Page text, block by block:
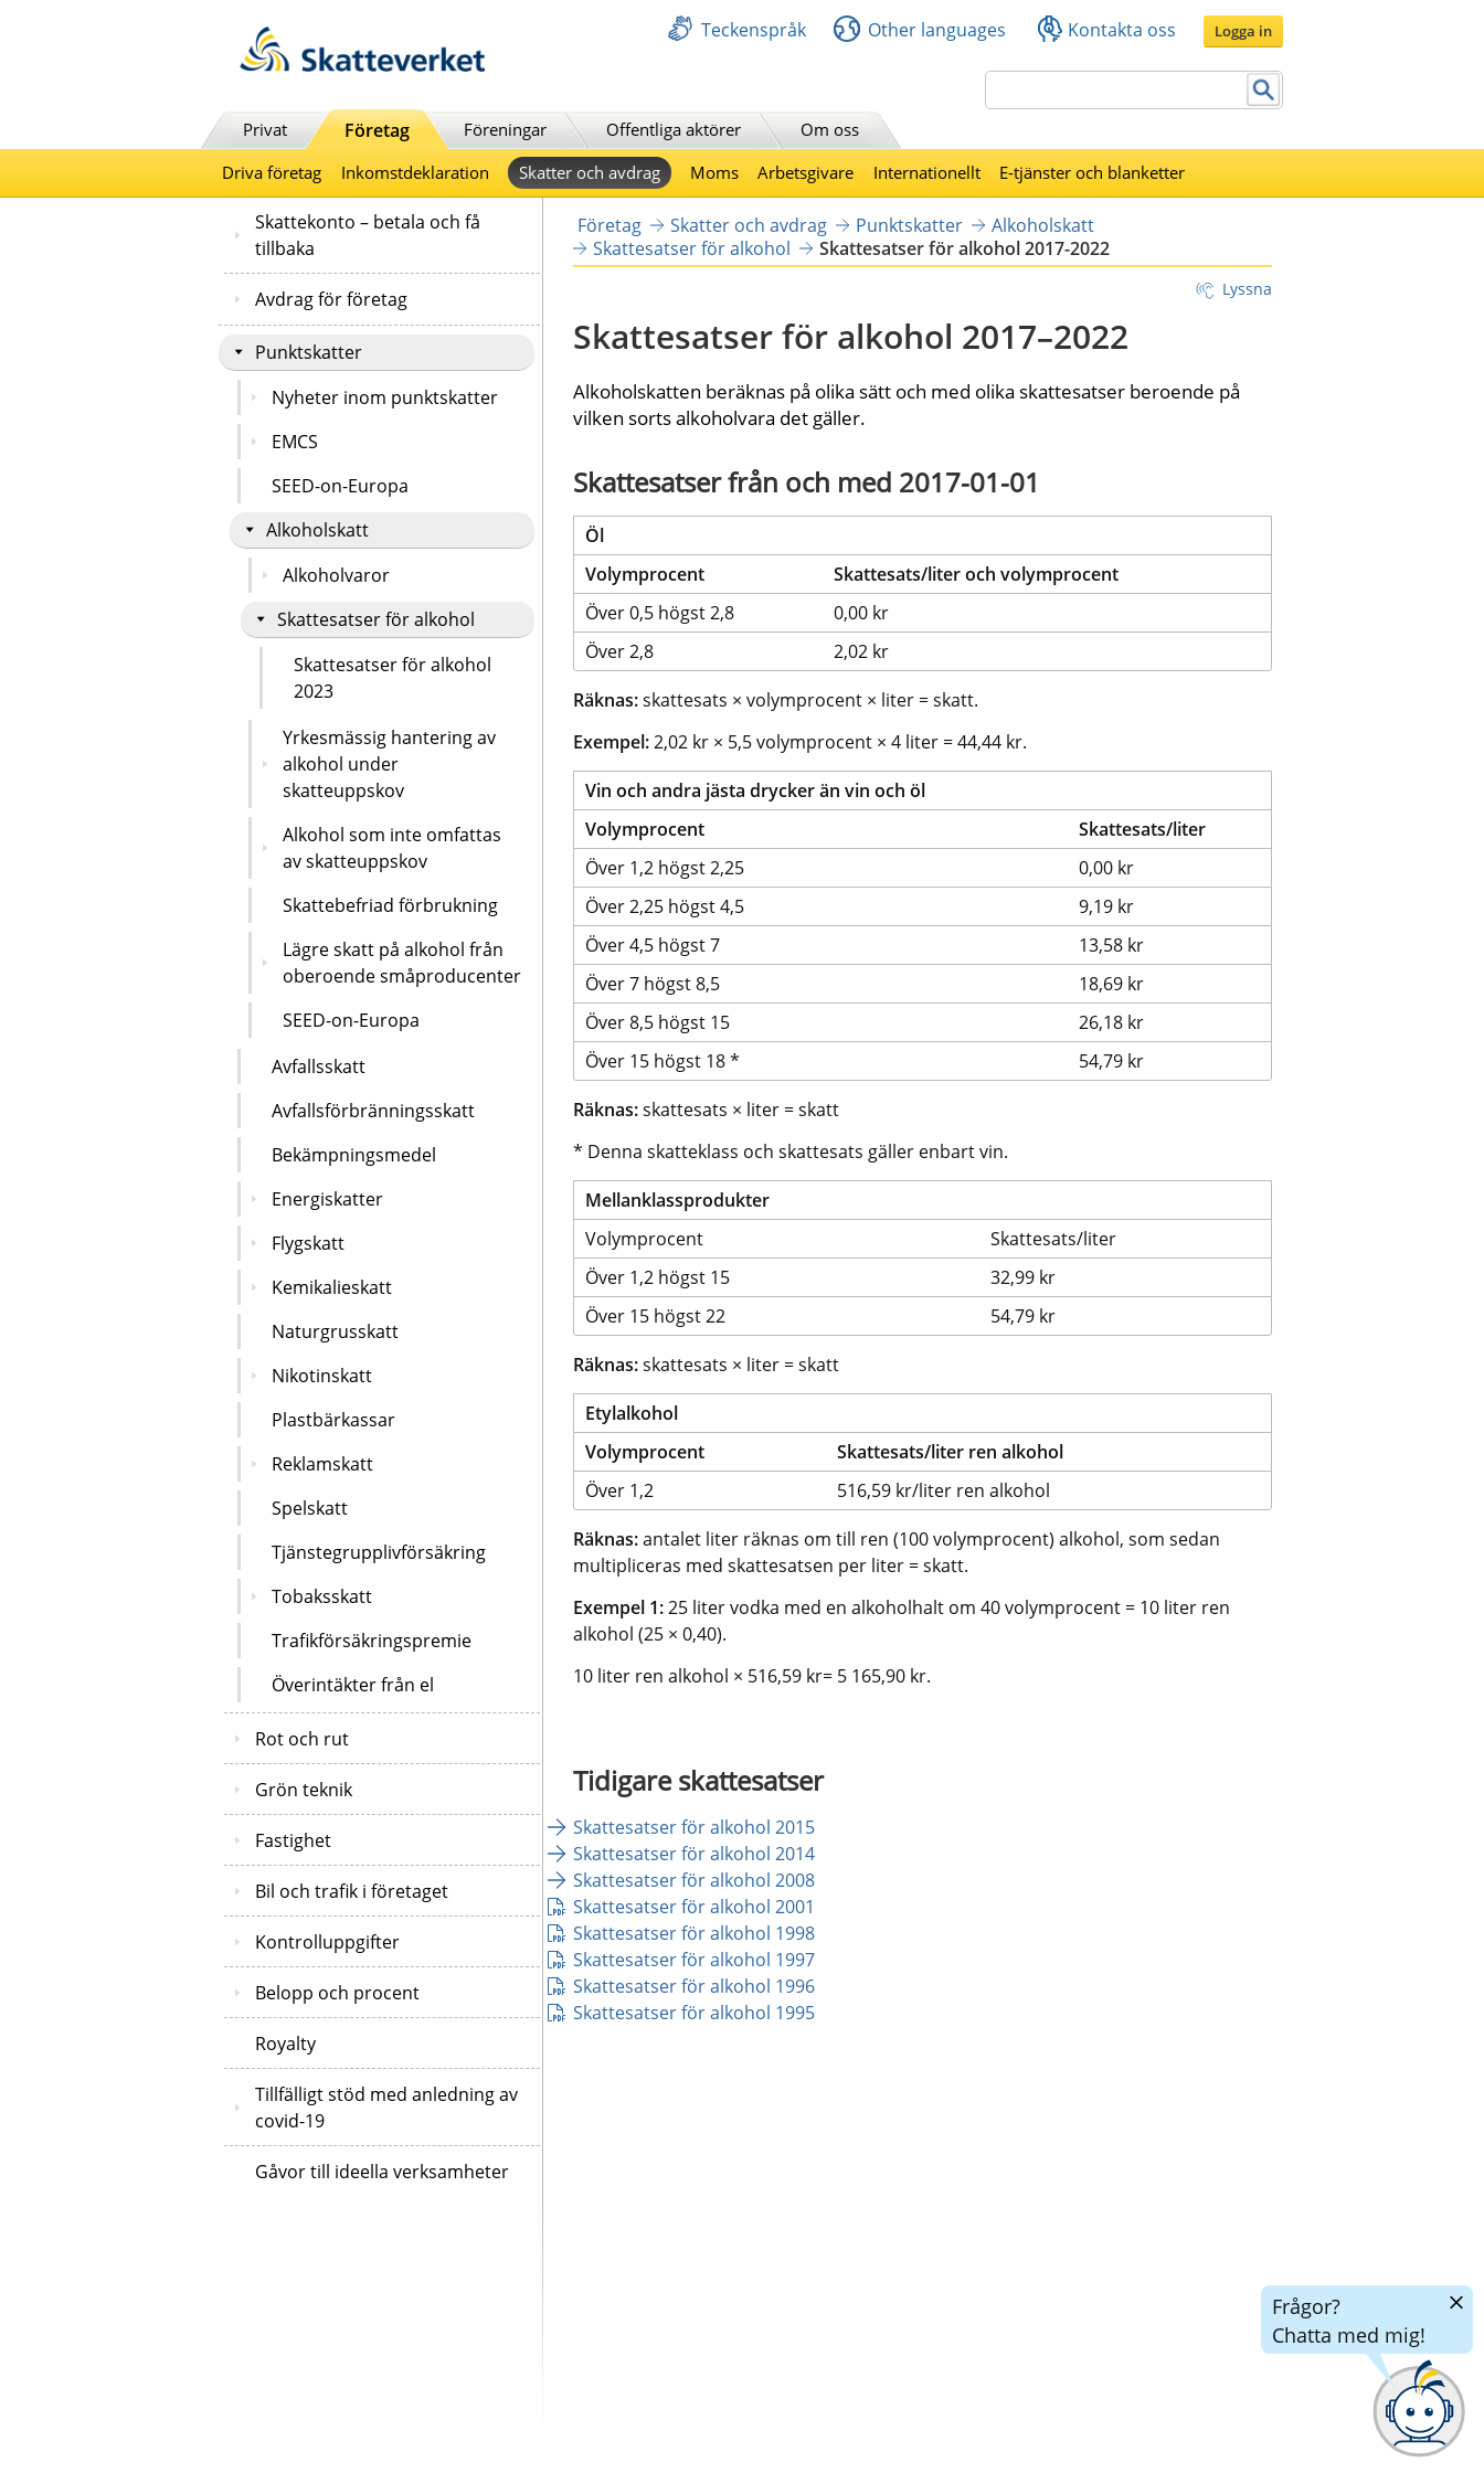
Teckenspråk Other languages Kontakta oss Logga in
Privat Företag Föreningar Offentliga aktörer
Om oss
Driva företag
Inkomstdeklaration Skatter och avdrag Moms Arbetsgivare Internationellt E-tjänster och blanketter
Skattekonto – betala och få
tillbaka
Avdrag för företag
Punktskatter
Nyheter inom punktskatter
EMCS
SEED-on-Europa
Alkoholskatt
Alkoholvaror
Skattesatser för alkohol
Skattesatser för alkohol
2023
Yrkesmässig hantering av
alkohol under
skatteuppskov
Alkohol som inte omfattas
av skatteuppskov
Skattebefriad förbrukning
Lägre skatt på alkohol från
oberoende småproducenter
SEED-on-Europa
Avfallsskatt
Avfallsförbränningsskatt
Bekämpningsmedel
Energiskatter
Flygskatt
Kemikalieskatt
Naturgrusskatt
Nikotinskatt
Plastbärkassar
Reklamskatt
Spelskatt
Tjänstegrupplivförsäkring
Tobaksskatt
Trafikförsäkringspremie
Överintäkter från el
Rot och rut
Grön teknik
Fastighet
Bil och trafik i företaget
Kontrolluppgifter
Belopp och procent
Royalty
Tillfälligt stöd med anledning av
covid-19
Gåvor till ideella verksamheter
Företag Skatter och avdrag Punktskatter
Alkoholskatt
Skattesatser för alkohol
Skattesatser för alkohol 2017-2022
Lyssna
Skattesatser för alkohol 2017–2022
Alkoholskatten beräknas på olika sätt och med olika skattesatser beroende på
vilken sorts alkoholvara det gäller.
Skattesatser från och med 2017-01-01
Öl
Volymprocent
Skattesats/liter och volymprocent
Över 0,5 högst 2,8
0,00 kr
Över 2,8
2,02 kr
Räknas: skattesats × volymprocent × liter = skatt.
Exempel: 2,02 kr × 5,5 volymprocent × 4 liter = 44,44 kr.
Vin och andra jästa drycker än vin och öl
Volymprocent
Skattesats/liter
Över 1,2 högst 2,25
0,00 kr
Över 2,25 högst 4,5
9,19 kr
Över 4,5 högst 7
13,58 kr
Över 7 högst 8,5
18,69 kr
Över 8,5 högst 15
26,18 kr
Över 15 högst 18 *
54,79 kr
Räknas: skattesats × liter = skatt
* Denna skatteklass och skattesats gäller enbart vin.
Mellanklassprodukter
Volymprocent
Skattesats/liter
Över 1,2 högst 15
32,99 kr
Över 15 högst 22
54,79 kr
Räknas: skattesats × liter = skatt
Etylalkohol
Volymprocent
Skattesats/liter ren alkohol
Över 1,2
516,59 kr/liter ren alkohol
Räknas: antalet liter räknas om till ren (100 volymprocent) alkohol, som sedan
multipliceras med skattesatsen per liter = skatt.
Exempel 1: 25 liter vodka med en alkoholhalt om 40 volymprocent = 10 liter ren
alkohol (25 × 0,40).
10 liter ren alkohol × 516,59 kr= 5 165,90 kr.
Tidigare skattesatser
Skattesatser för alkohol 2015
Skattesatser för alkohol 2014
Skattesatser för alkohol 2008
Skattesatser för alkohol 2001
Skattesatser för alkohol 1998pdf, 9 kB.
Skattesatser för alkohol 1997pdf, 10 kB.
Skattesatser för alkohol 1996pdf, 9 kB.
Skattesatser för alkohol 1995pdf, 9 kB.
Frågor?
Chatta med mig!
Dölj